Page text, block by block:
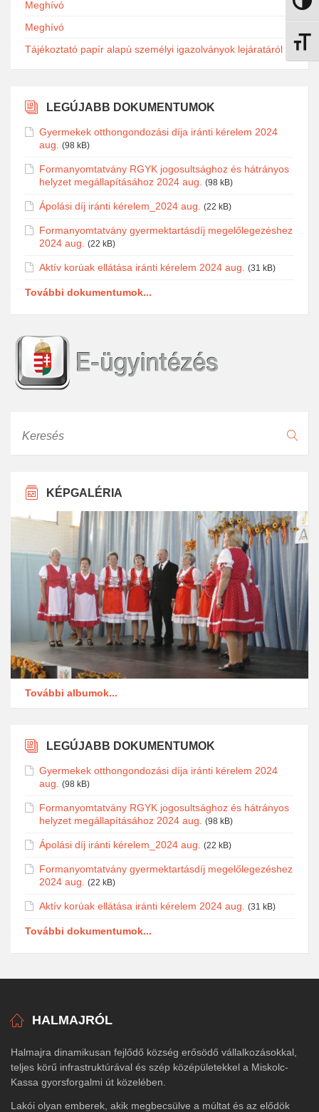
Nagy
Meghívó
Meghívó
Tájékoztató papír alapú személyi igazolványok lejáratáról
LEGÚJABB DOKUMENTUMOK
Gyermekek otthongondozási díja iránti kérelem 2024
aug.
(98 kB)
Formanyomtatvány RGYK jogosultsághoz és hátrányos
helyzet megállapításához 2024 aug.
(98 kB)
Ápolási díj iránti kérelem_2024 aug. (22 kB)
Formanyomtatvány gyermektartásdíj megelőlegezéshez
2024 aug.
(22 kB)
Aktív korúak ellátása iránti kérelem 2024 aug. (31 kB)
További dokumentumok...
KÉPGALÉRIA
További albumok...
LEGÚJABB DOKUMENTUMOK
Gyermekek otthongondozási díja iránti kérelem 2024
aug.
(98 kB)
Formanyomtatvány RGYK jogosultsághoz és hátrányos
helyzet megállapításához 2024 aug.
(98 kB)
Ápolási díj iránti kérelem_2024 aug. (22 kB)
Formanyomtatvány gyermektartásdíj megelőlegezéshez
2024 aug.
(22 kB)
Aktív korúak ellátása iránti kérelem 2024 aug. (31 kB)
További dokumentumok...
HALMAJRÓL
Halmajra dinamikusan fejlődő község erősödő vállalkozásokkal,
teljes körű infrastruktúrával és szép középületekkel a Miskolc-
Kassa gyorsforgalmi út közelében.
Lakói olyan emberek, akik megbecsülve a múltat és az elődök